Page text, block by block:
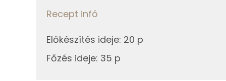
0g fűszerpaprika
0g cayenne paprika
3g
étkezési keményítő
Zsír
Összesen
Recept infó
Előkészítés ideje: 20 p
Főzés ideje: 35 p